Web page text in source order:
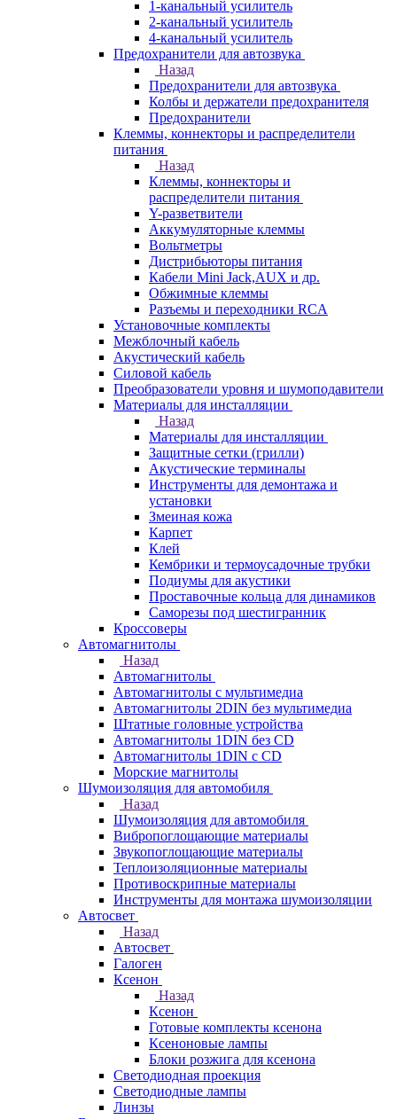
1-канальный усилитель
2-канальный усилитель
4-канальный усилитель
Предохранители для автозвука
Назад
Предохранители для автозвука
Колбы и держатели предохранителя
Предохранители
Клеммы, коннекторы и распределители
питания
Назад
Клеммы, коннекторы и
распределители питания
Y-разветвители
Аккумуляторные клеммы
Вольтметры
Дистрибьюторы питания
Кабели Mini Jack,AUX и др.
Обжимные клеммы
Разъемы и переходники RCA
Установочные комплекты
Межблочный кабель
Акустический кабель
Силовой кабель
Преобразователи уровня и шумоподавители
Материалы для инсталляции
Назад
Материалы для инсталляции
Защитные сетки (грилли)
Акустические терминалы
Инструменты для демонтажа и
установки
Змеиная кожа
Карпет
Клей
Кембрики и термоусадочные трубки
Подиумы для акустики
Проставочные кольца для динамиков
Саморезы под шестигранник
Кроссоверы
Автомагнитолы
Назад
Автомагнитолы
Автомагнитолы с мультимедиа
Автомагнитолы 2DIN без мультимедиа
Штатные головные устройства
Автомагнитолы 1DIN без CD
Автомагнитолы 1DIN с CD
Морские магнитолы
Шумоизоляция для автомобиля
Назад
Шумоизоляция для автомобиля
Вибропоглощающие материалы
Звукопоглощающие материалы
Теплоизоляционные материалы
Противоскрипные материалы
Инструменты для монтажа шумоизоляции
Автосвет
Назад
Автосвет
Галоген
Ксенон
Назад
Ксенон
Готовые комплекты ксенона
Ксеноновые лампы
Блоки розжига для ксенона
Светодиодная проекция
Светодиодные лампы
Линзы